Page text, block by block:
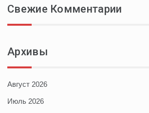
Свежие Комментарии
Архивы
Август 2026
Июль 2026